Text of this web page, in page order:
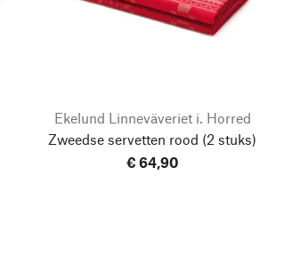
Ekelund Linneväveriet i. Horred
Zweedse servetten rood (2 stuks)
€ 64,90